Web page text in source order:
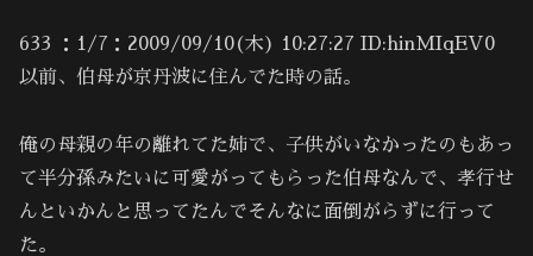
633 ：1/7：2009/09/10(木) 10:27:27 ID:hinMIqEV0
以前、伯母が京丹波に住んでた時の話。
俺の母親の年の離れてた姉で、子供がいなかったのもあっ
て半分孫みたいに可愛がってもらった伯母なんで、孝行せ
んといかんと思ってたんでそんなに面倒がらずに行って
た。